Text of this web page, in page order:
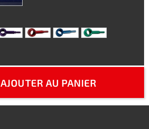
AJOUTER AU PANIER